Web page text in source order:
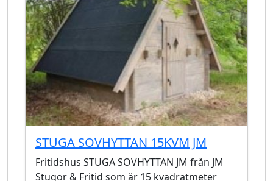
STUGA SOVHYTTAN 15KVM JM
Fritidshus STUGA SOVHYTTAN JM från JM
Stugor & Fritid som är 15 kvadratmeter